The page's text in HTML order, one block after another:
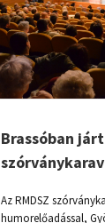
Brassóban járt
Az RMDSZ
humorelőadással,